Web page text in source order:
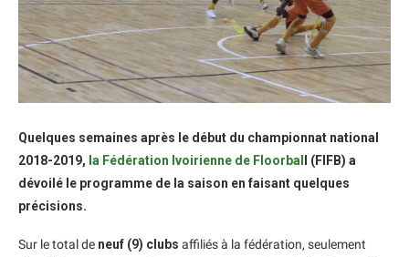
Quelques semaines après le début du championnat national
2018-2019, la Fédération Ivoirienne de Floorbal
l (FIFB) a
dévoilé le programme de la saison en faisant quelques
précisions.
Sur le total de neuf (9) clubs affiliés à la fédération, seulement